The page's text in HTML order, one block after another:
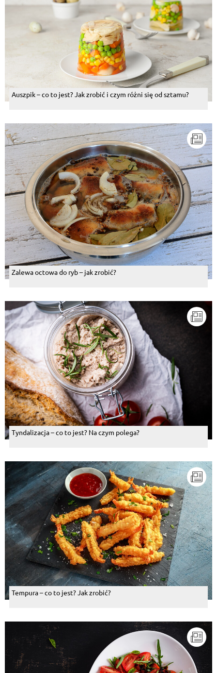
Auszpik – co to jest? Jak zrobić i czym różni się od sztamu?
Zalewa octowa do ryb – jak zrobić?
Tyndalizacja – co to jest? Na czym polega?
Tempura – co to jest? Jak zrobić?